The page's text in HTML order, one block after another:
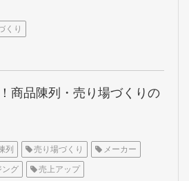
くり
商品陳列・売り場づくりの
列 売り場づくり メーカー
ング 売上アップ